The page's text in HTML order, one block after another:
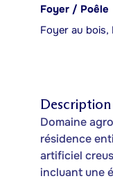
Foyer / Poêle
Foyer au bois,
Description
Domaine
résidence
artificiel
incluant une